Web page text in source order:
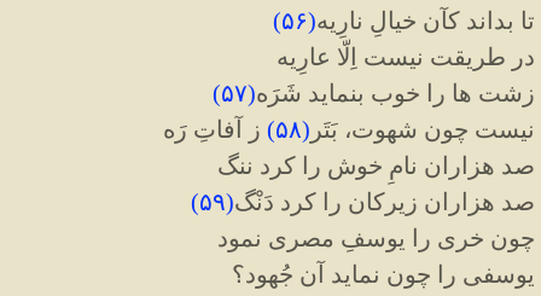
تا بداند کآن خیالِ نارِیه(۵۶)
در طریقت نیست اِلّا عارِیه
زشت ها را خوب بنماید شَرَه(۵۷)
نیست چون شهوت، بَتَر (۵۸) ز آفاتِ رَه
صد هزاران نامِ خوش را کرد ننگ
صد هزاران زیرکان را کرد دَنْگ(۵۹)
چون خری را یوسفِ مصری نمود
یوسفی را چون نماید آن جُهود؟